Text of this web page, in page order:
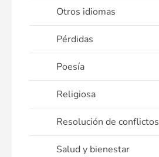
Otros idiomas
Pérdidas
Poesía
Religiosa
Resolución de conflictos
Salud y bienestar